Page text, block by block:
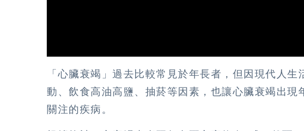
「心臟衰竭」過去比較常見於年長者，但因現代人生
動、飲食高油高鹽、抽菸等因素，也讓心臟衰竭出現
關注的疾病。